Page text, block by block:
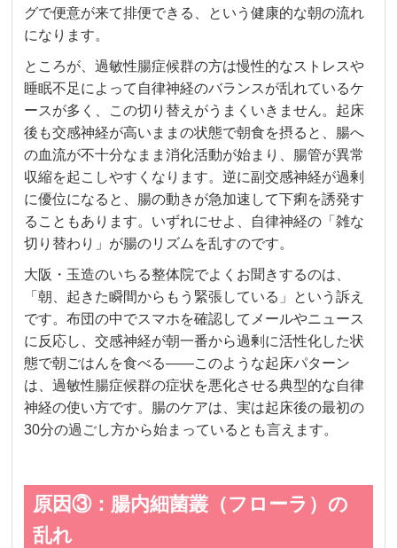
グで便意が来て排便できる、という健康的な朝の流れ
になります。
ところが、過敏性腸症候群の方は慢性的なストレスや
睡眠不足によって自律神経のバランスが乱れているケ
ースが多く、この切り替えがうまくいきません。起床
後も交感神経が高いままの状態で朝食を摂ると、腸へ
の血流が不十分なまま消化活動が始まり、腸管が異常
収縮を起こしやすくなります。逆に副交感神経が過剰
に優位になると、腸の動きが急加速して下痢を誘発す
ることもあります。いずれにせよ、自律神経の「雑な
切り替わり」が腸のリズムを乱すのです。
大阪・玉造のいちる整体院でよくお聞きするのは、
「朝、起きた瞬間からもう緊張している」という訴え
です。布団の中でスマホを確認してメールやニュース
に反応し、交感神経が朝一番から過剰に活性化した状
態で朝ごはんを食べる——このような起床パターン
は、過敏性腸症候群の症状を悪化させる典型的な自律
神経の使い方です。腸のケアは、実は起床後の最初の
30分の過ごし方から始まっているとも言えます。
原因③：腸内細菌叢（フローラ）の
乱れ